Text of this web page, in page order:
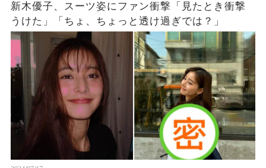
新木優子、スーツ姿にファン衝撃「見たとき衝撃
うけた」「ちょ、ちょっと透け過ぎでは？」